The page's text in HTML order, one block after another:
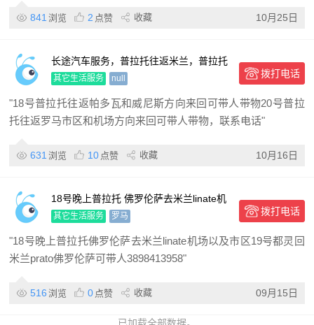
841 浏览 2 点赞 收藏 10月25日
长途汽车服务，普拉托往返米兰，普拉托
往返威尼斯，普拉托往返安
其它生活服务 null 拨打电话
"18号普拉托往返帕多瓦和威尼斯方向来回可带人带物20号普拉
托往返罗马市区和机场方向来回可带人带物，联系电话"
631 浏览 10 点赞 收藏 10月16日
18号晚上普拉托 佛罗伦萨去米兰linate机
场以及市区
其它生活服务 罗马 拨打电话
"18号晚上普拉托佛罗伦萨去米兰linate机场以及市区19号都灵回
米兰prato佛罗伦萨可带人3898413958"
516 浏览 0 点赞 收藏 09月15日